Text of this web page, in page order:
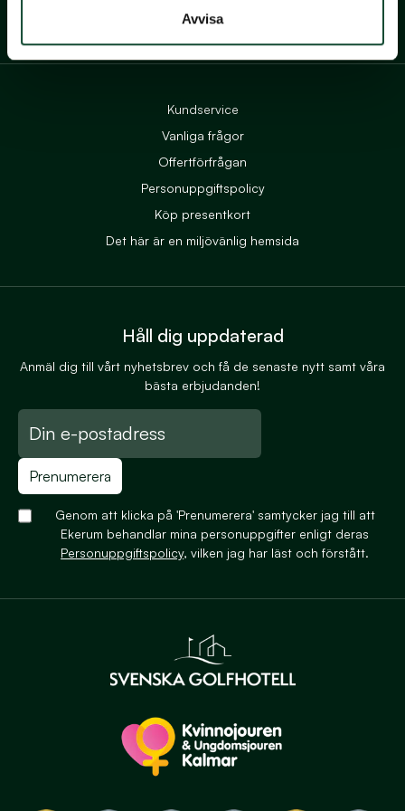
Avvisa
Till Ekerums Facebook
Till Ekerums Instagram
Kundservice
Vanliga frågor
Offertförfrågan
Personuppgiftspolicy
Köp presentkort
Det här är en miljövänlig hemsida
Håll dig uppdaterad
Anmäl dig till vårt nyhetsbrev och få de senaste nytt samt våra
bästa erbjudanden!
Prenumerera
Genom att klicka på 'Prenumerera' samtycker jag till att
Ekerum behandlar mina personuppgifter enligt deras
Personuppgiftspolicy, vilken jag har läst och förstått.